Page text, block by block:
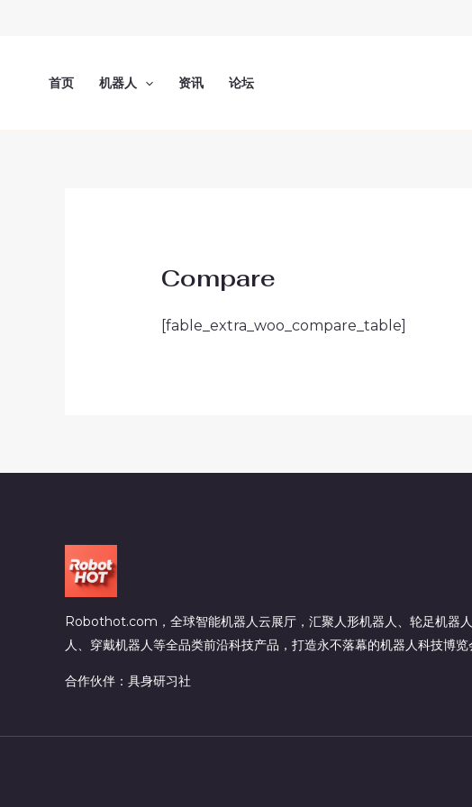
首页 机器人 资讯 论坛
Compare
[fable_extra_woo_compare_table]
Robothot.com，全球智能机器人云展厅，汇聚人形机器人、轮足机器
人、穿戴机器人等全品类前沿科技产品，打造永不落幕的机器人科技博览
合作伙伴： 具身研习社